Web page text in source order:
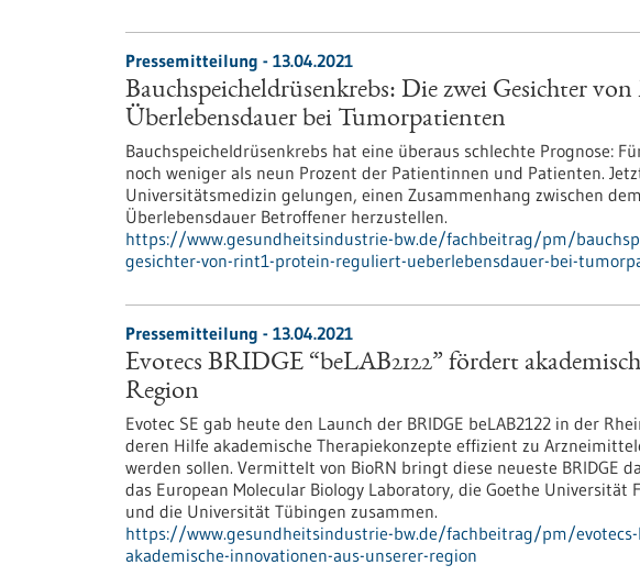
Pressemitteilung - 13.04.2021
Bauchspeicheldrüsenkrebs: Die zwei Gesichter
Überlebensdauer bei Tumorpatienten
Bauchspeicheldrüsenkrebs hat eine überaus schlechte Prognose:
noch weniger als neun Prozent der Patientinnen und Patienten.
Universitätsmedizin gelungen, einen Zusammenhang zwischen
Überlebensdauer Betroffener herzustellen.
https://www.gesundheitsindustrie-bw.de/fachbeitrag/pm/
gesichter-von-rint1-protein-reguliert-ueberlebensdauer-bei-
Pressemitteilung - 13.04.2021
Evotecs BRIDGE “beLAB2122” fördert
Region
Evotec SE gab heute den Launch der BRIDGE beLAB2122 in der
deren Hilfe akademische Therapiekonzepte effizient zu
werden sollen. Vermittelt von BioRN bringt diese neueste BRIDGE
das European Molecular Biology Laboratory, die Goethe
und die Universität Tübingen zusammen.
https://www.gesundheitsindustrie-bw.de/fachbeitrag/pm/evotecs-
akademische-innovationen-aus-unserer-region